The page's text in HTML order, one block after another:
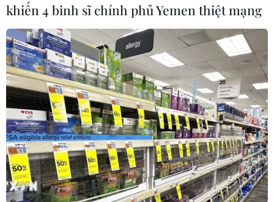
Boeing điều tra vấn đề
mới phát sinh đối với
dòng máy bay 787
Dreamliner
Being đang điều tra một vấn đề mới phát sinh sau
khi phát hiện hơn 900 ốc vít ở phần thân giữa
máy bay 787 Dreamliner vặn sai phía và không có
đai ốc.
(TTXVN/Vietnam+)
khiến 4 binh sĩ chính phủ Yemen thiệt mạng